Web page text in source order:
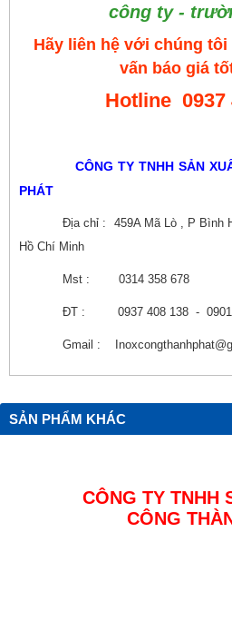
công ty -
Hãy liên hệ với chúng
vấn báo giá
Hotline 0937
CÔNG TY TNHH SẢN
PHÁT
Địa chỉ : 459A Mã Lò , P Bình
Hồ Chí Minh
Mst : 0314 358 678
ĐT : 0937 408 138 - 0901
Gmail :
SẢN PHẨM KHÁC
CÔNG TY TNHH
CÔNG